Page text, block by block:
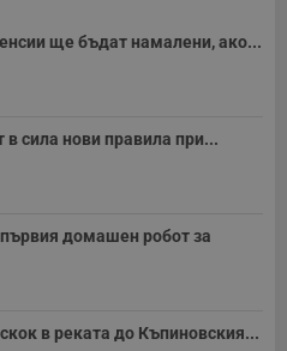
ще бъдат намалени, ако...
в сила нови правила при...
домашен робот за
в реката до Къпиновския...